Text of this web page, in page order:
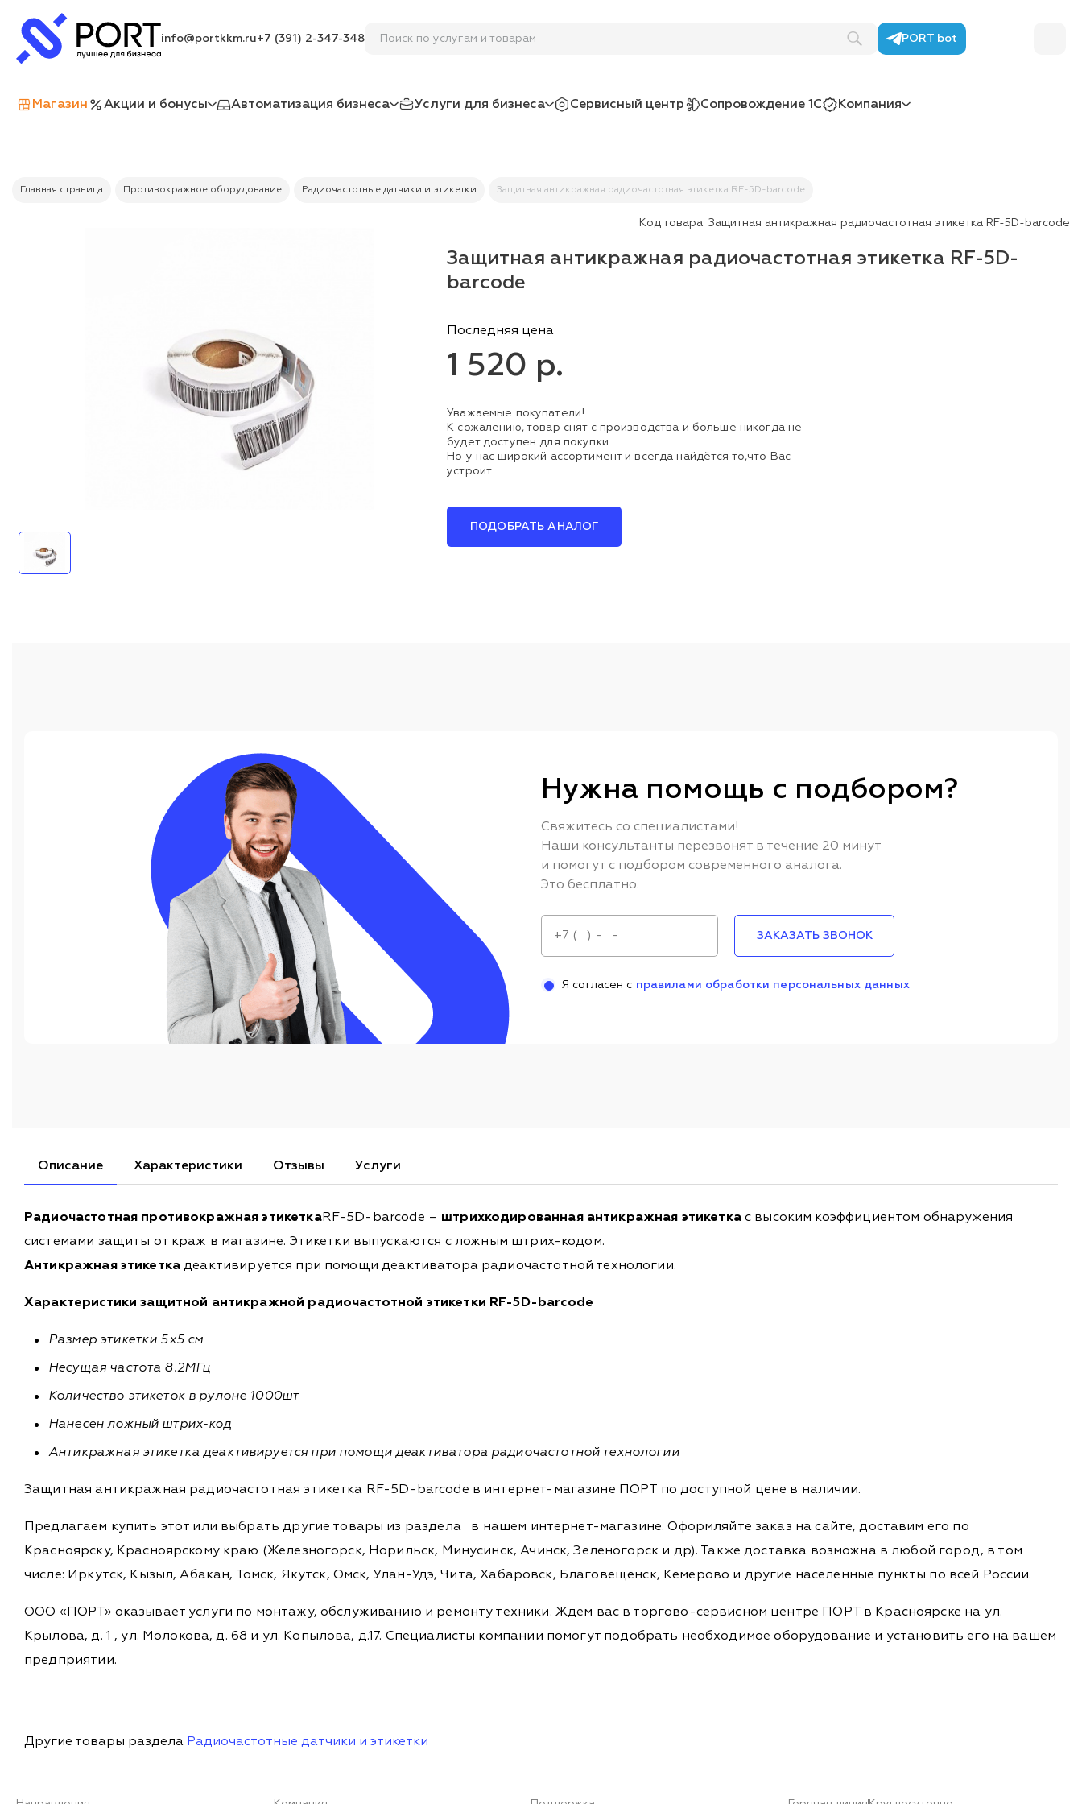
info@portkkm.ru+7 (391) 2-347-348 Поиск по услугам и товарам PORT bot
Магазин Акции и бонусы Автоматизация бизнеса Услуги для бизнеса Сервисный центр Сопровождение 1С Компания
Главная страница Противокражное оборудование Радиочастотные датчики и этикетки Защитная антикражная радиочастотная этикетка RF-5D-barcode
Код товара: Защитная антикражная радиочастотная этикетка RF-5D-barcode
Защитная антикражная радиочастотная этикетка RF-5D-
barcode
Последняя цена
1 520 р.
Уважаемые покупатели!
К сожалению, товар снят с производства и больше никогда не
будет доступен для покупки.
Но у нас широкий ассортимент и всегда найдётся то,что Вас
устроит.
ПОДОБРАТЬ АНАЛОГ
Нужна помощь с подбором?
Свяжитесь со специалистами!
Наши консультанты перезвонят в течение 20 минут
и помогут с подбором современного аналога.
Это бесплатно.
ЗАКАЗАТЬ ЗВОНОК
Я согласен с правилами обработки персональных данных
Описание Характеристики Отзывы Услуги
Радиочастотная противокражная этикеткаRF-5D-barcode – штрихкодированная антикражная этикеткас высоким коэффициентом обнаружения
системами защиты от краж в магазине. Этикетки выпускаются с ложным штрих-кодом.
Антикражная этикеткадеактивируется при помощи деактиватора радиочастотной технологии.
Характеристики защитной антикражной радиочастотной этикетки RF-5D-barcode
Размер этикетки 5х5 см
Несущая частота 8.2МГц
Количество этикеток в рулоне 1000шт
Нанесен ложный штрих-код
Антикражная этикетка деактивируется при помощи деактиватора радиочастотной технологии
Защитная антикражная радиочастотная этикетка RF-5D-barcode в интернет-магазине ПОРТ по доступной цене в наличии.
Предлагаем купить этот или выбрать другие товары из раздела
в нашем интернет-магазине. Оформляйте заказ на сайте, доставим его по
Красноярску, Красноярскому краю (Железногорск, Норильск, Минусинск, Ачинск, Зеленогорск и др). Также доставка возможна в любой город, в том
числе: Иркутск, Кызыл, Абакан, Томск, Якутск, Омск, Улан-Удэ, Чита, Хабаровск, Благовещенск, Кемерово и другие населенные пункты по всей России.
ООО «ПОРТ» оказывает услуги по монтажу, обслуживанию и ремонту техники. Ждем вас в торгово-сервисном центре ПОРТ в Красноярске на ул.
Крылова, д. 1 , ул. Молокова, д. 68 и ул. Копылова, д.17. Специалисты компании помогут подобрать необходимое оборудование и установить его на вашем
предприятии.
Другие товары раздела Радиочастотные датчики и этикетки